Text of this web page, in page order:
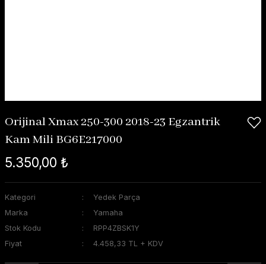
Orijinal Xmax 250-300 2018-23 Egzantrik
Kam Mili BG6E217000
5.350,00 ₺
Kategori
Yedek Parça
Marka
Yamaha
Stok Kodu
RPP4ZBSK1Y
Fiyat
4.458,33 TL + KDV